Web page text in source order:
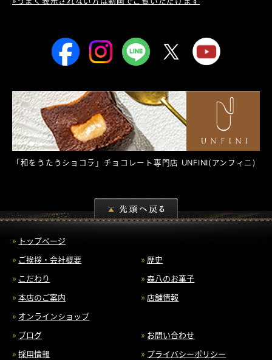
「和をうたうショコラ」チョコレート専門店 UNFINI(アンフィニ)
トップページ
ご挨拶・会社概要
歴史
こだわり
森八のお菓子
本店のご案内
店舗情報
オンラインショップ
ブログ
お問い合わせ
採用情報
プライバシーポリシー